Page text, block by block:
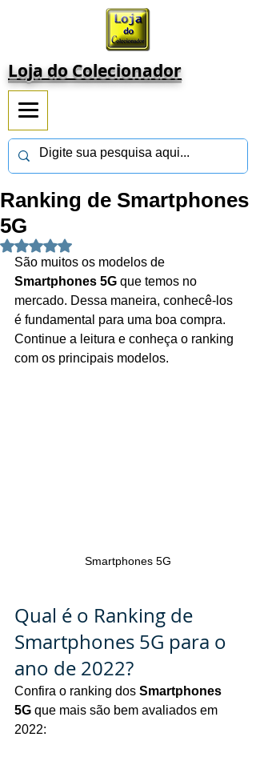
Loja do Colecionador
Ranking de Smartphones
5G
Avaliado com NaN de 5 estrelas.
São muitos os modelos de
Smartphones 5G que temos no
mercado. Dessa maneira, conhecê-los
é fundamental para uma boa compra.
Continue a leitura e conheça o ranking
com os principais modelos.
Smartphones 5G
Qual é o Ranking de
Smartphones 5G para o
ano de 2022?
Confira o ranking dos Smartphones
5G que mais são bem avaliados em
2022: